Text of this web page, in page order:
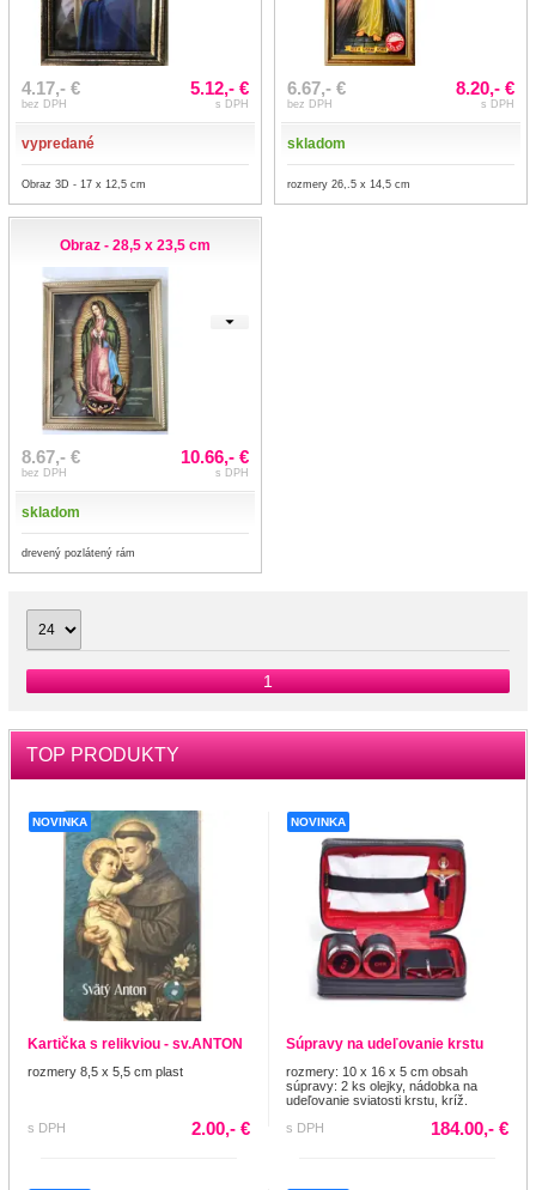
4.17,- €
bez DPH
5.12,- €
s DPH
vypredané
Obraz 3D - 17 x 12,5 cm
6.67,- €
bez DPH
8.20,- €
s DPH
skladom
rozmery 26,.5 x 14,5 cm
Obraz - 28,5 x 23,5 cm
8.67,- €
bez DPH
10.66,- €
s DPH
skladom
drevený pozlátený rám
1
TOP PRODUKTY
NOVINKA
Kartička s relikviou - sv.ANTON
rozmery 8,5 x 5,5 cm plast
s DPH 2.00,- €
NOVINKA
Súpravy na udeľovanie krstu
rozmery: 10 x 16 x 5 cm obsah
súpravy: 2 ks olejky, nádobka na
udeľovanie sviatosti krstu, kríž.
s DPH
184.00,- €